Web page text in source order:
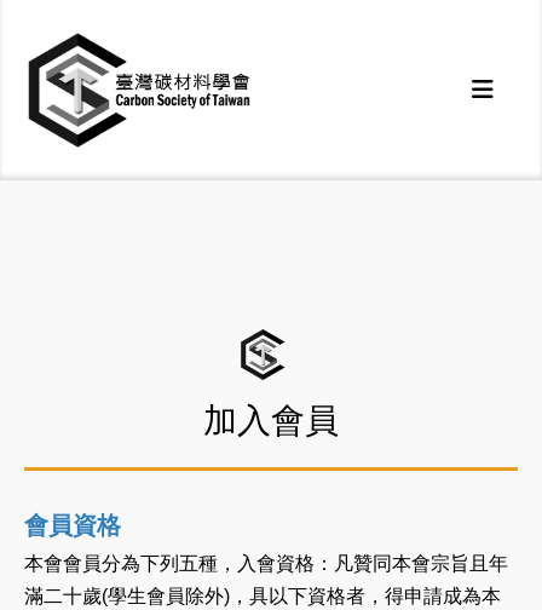
加入會員
會員資格
本會會員分為下列五種，入會資格：凡贊同本會宗旨且年
滿二十歲(學生會員除外)，具以下資格者，得申請成為本